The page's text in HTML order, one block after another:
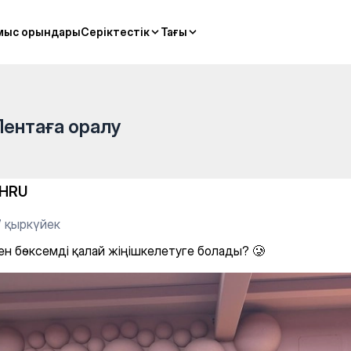
орындарыСеріктестік Тағы
орындарыСеріктестік Тағы
болады? 🥲
оралу
қыркүйек
бөксемді қалай жіңішкелетуге болады? 🥲